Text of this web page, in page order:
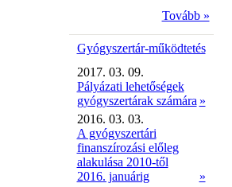
Tovább »
Gyógyszertár-működtetés
2017. 03. 09.
Pályázati lehetőségek
gyógyszertárak számára »
2016. 03. 03.
A gyógyszertári
finanszírozási előleg
alakulása 2010-től
2016. januárig
»